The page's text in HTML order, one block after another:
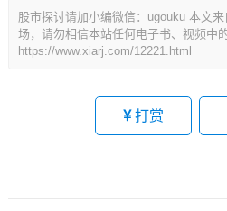
股市探讨请加小编微信：ugouku 本文
场，请勿相信本站任何电子书、视频中
https://www.xiarj.com/12221.html
打赏